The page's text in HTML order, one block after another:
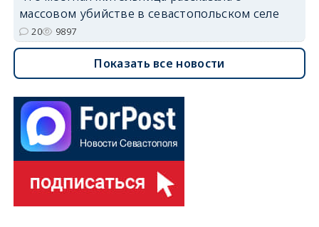
массовом убийстве в севастопольском селе
20 9897
Показать все новости